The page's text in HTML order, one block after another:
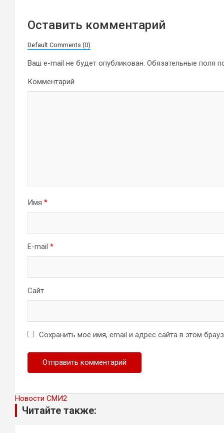
Оставить комментарий
Default Comments (0)
Ваш e-mail не будет опубликован. Обязательные поля
Комментарий
Имя *
E-mail *
Сайт
Сохранить моё имя, email и адрес сайта в этом
Новости СМИ2
Читайте также: